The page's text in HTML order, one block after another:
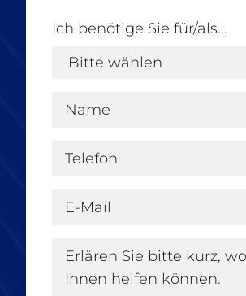
Ich benötige Sie für/als...